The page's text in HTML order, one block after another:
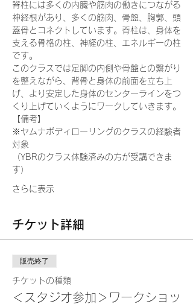
脊柱には多くの内臓や筋肉の働きにつながる
神経根があり、多くの筋肉、骨盤、胸郭、頭
蓋骨とコネクトしています。脊柱は、身体を
支える骨格の柱、神経の柱、エネルギーの柱
です。
このクラスでは足脚の内側や骨盤との繋がり
を整えながら、背骨と身体の前面を立ち上
げ、より安定した身体のセンターラインをつ
くり上げていくようにワークしていきます。
【備考】
※ヤムナボディローリングのクラスの経験者
対象
（YBRのクラス体験済みの方が受講できま
す）
さらに表示
チケット詳細
販売終了
チケットの種類
＜スタジオ参加＞ワークショッ